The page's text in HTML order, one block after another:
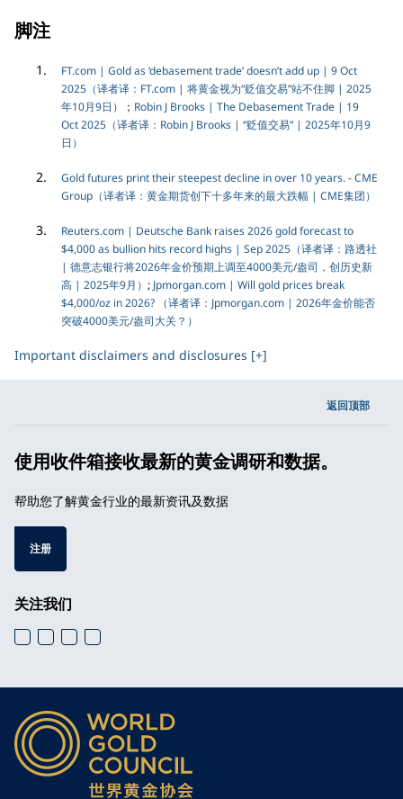
脚注
FT.com | Gold as ‘debasement trade’ doesn’t add up | 9 Oct
2025（译者译：FT.com | 将黄金视为“贬值交易”站不住脚 | 2025
年10月9日）
； Robin J Brooks | The Debasement Trade | 19
Oct 2025（译者译：Robin J Brooks | “贬值交易” | 2025年10月9
日）
Gold futures print their steepest decline in over 10 years. - CME
Group（译者译：黄金期货创下十多年来的最大跌幅 | CME集团）
Reuters.com | Deutsche Bank raises 2026 gold forecast to
$4,000 as bullion hits record highs | Sep 2025（译者译：路透社
| 德意志银行将2026年金价预期上调至4000美元/盎司，创历史新
高 | 2025年9月） ; Jpmorgan.com | Will gold prices break
$4,000/oz in 2026? （译者译：Jpmorgan.com | 2026年金价能否
突破4000美元/盎司大关？）
Important disclaimers and disclosures [+]
返回顶部
使用收件箱接收最新的黄金调研和数据。
帮助您了解黄金行业的最新资讯及数据
注册
关注我们